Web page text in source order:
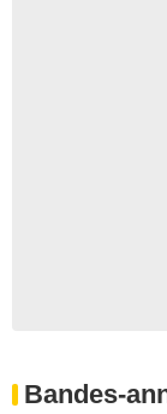
Bandes-